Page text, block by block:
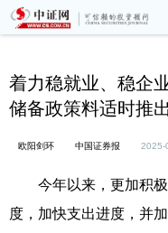
着力稳就业、稳企
储备政策料适时推出
欧阳剑环 中国证券报 2025-
今年以来，更加积极
度，加快支出进度，并